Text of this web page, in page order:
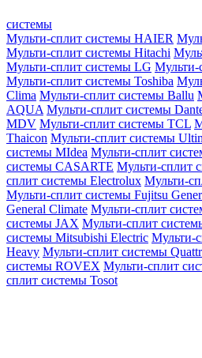
системы
Мульти-сплит системы HAIER
Мульти-сплит системы Hitachi
Мульти-сплит системы LG Мульти-
Мульти-сплит системы Toshiba
Clima Мульти-сплит системы Ballu
AQUA Мульти-сплит системы
MDV Мульти-сплит системы TCL
Thaicon Мульти-сплит системы
системы MIdea Мульти-сплит
системы CASARTE Мульти-сплит
сплит системы Electrolux Мульти-
Мульти-сплит системы Fujitsu
General Climate Мульти-сплит
системы JAX Мульти-сплит
системы Mitsubishi Electric Мульти-
Heavy Мульти-сплит системы
системы ROVEX Мульти-сплит
сплит системы Tosot